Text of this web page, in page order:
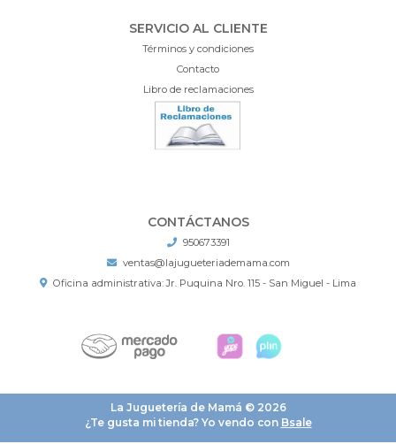
SERVICIO AL CLIENTE
Términos y condiciones
Contacto
Libro de reclamaciones
CONTÁCTANOS
950673391
ventas@lajugueteriademama.com
Oficina administrativa: Jr. Puquina Nro. 115 - San Miguel - Lima
La Juguetería de Mamá © 2026
¿Te gusta mi tienda? Yo vendo con Bsale